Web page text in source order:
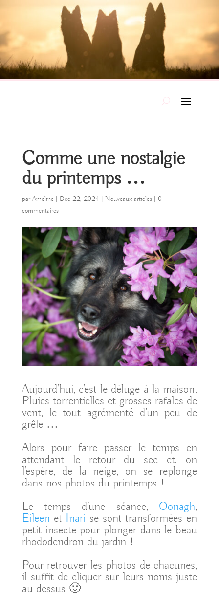
Comme une nostalgie
du printemps …
par Améline| Déc 22, 2024 | Nouveaux articles| 0
commentaires
Aujourd’hui, c’est le déluge à la maison.
Pluies torrentielles et grosses rafales de
vent, le tout agrémenté d’un peu de
grêle …
Alors pour faire passer le temps en
attendant le retour du sec et, on
l’espère, de la neige, on se replonge
dans nos photos du printemps !
Le temps d’une séance, Oonagh,
Eileen et Inari se sont transformées en
petit insecte pour plonger dans le beau
rhododendron du jardin !
Pour retrouver les photos de chacunes,
il suffit de cliquer sur leurs noms juste
au dessus 🙂